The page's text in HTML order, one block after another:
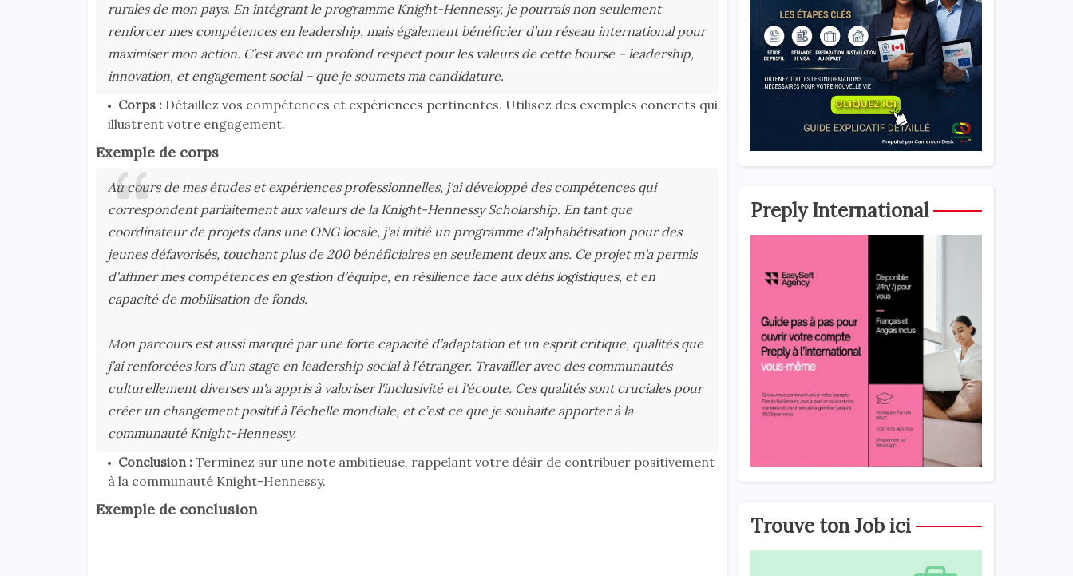
rurales de mon pays. En intégrant le programme Knight-Hennessy, je pourrais non seulement
renforcer mes compétences en leadership, mais également bénéficier d’un réseau international pour
maximiser mon action. C’est avec un profond respect pour les valeurs de cette bourse – leadership,
innovation, et engagement social – que je soumets ma candidature.
Corps :Détaillez vos compétences et expériences pertinentes. Utilisez des exemples concrets qui
illustrent votre engagement.
Exemple de corps
Au cours de mes études et expériences professionnelles, j'ai développé des compétences qui
correspondent parfaitement aux valeurs de la Knight-Hennessy Scholarship. En tant que
coordinateur de projets dans une ONG locale, j’ai initié un programme d'alphabétisation pour des
jeunes défavorisés, touchant plus de 200 bénéficiaires en seulement deux ans. Ce projet m'a permis
d'affiner mes compétences en gestion d’équipe, en résilience face aux défis logistiques, et en
capacité de mobilisation de fonds.
Mon parcours est aussi marqué par une forte capacité d’adaptation et un esprit critique, qualités que
j’ai renforcées lors d’un stage en leadership social à l’étranger. Travailler avec des communautés
culturellement diverses m'a appris à valoriser l'inclusivité et l'écoute. Ces qualités sont cruciales pour
créer un changement positif à l’échelle mondiale, et c’est ce que je souhaite apporter à la
communauté Knight-Hennessy.
Conclusion : Terminez sur une note ambitieuse, rappelant votre désir de contribuer positivement
à la communauté Knight-Hennessy.
Exemple de conclusion
Preply International
Trouve ton Job ici